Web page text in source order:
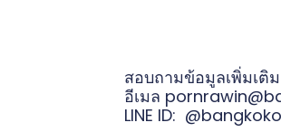
สอบถามข้อมูลเพิ่มเติ
อีเมล
LINE ID: